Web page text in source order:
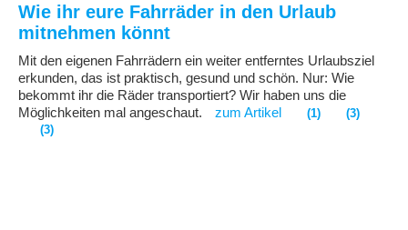
Wie ihr eure Fahrräder in den Urlaub
mitnehmen könnt
Mit den eigenen Fahrrädern ein weiter entferntes Urlaubsziel
erkunden, das ist praktisch, gesund und schön. Nur: Wie
bekommt ihr die Räder transportiert? Wir haben uns die
Möglichkeiten mal angeschaut.
zum Artikel (1)
(3)
(3)